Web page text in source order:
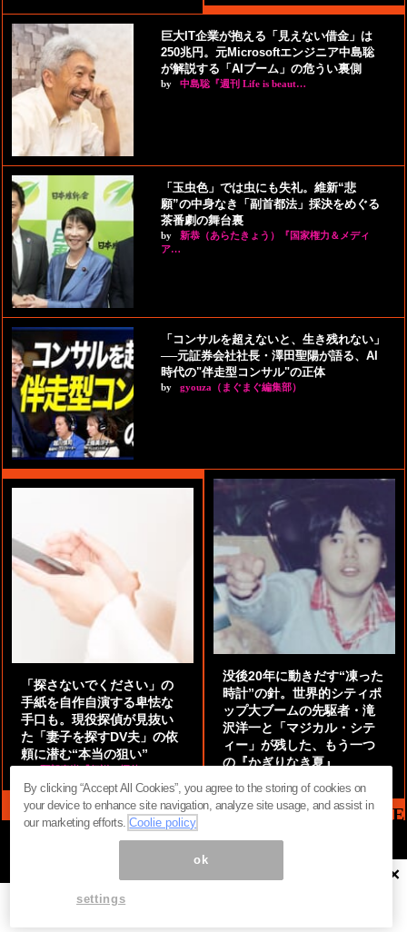
巨大IT企業が抱える「見えない借金」は
250兆円。元Microsoftエンジニア中島聡
が解説する「AIブーム」の危うい裏側
by 中島聡『週刊 Life is beaut…
「玉虫色」では虫にも失礼。維新“悲
願”の中身なき「副首都法」採決をめぐる
茶番劇の舞台裏
by
新恭（あらたきょう）『国家権力＆メディ
ア…
「コンサルを超えないと、生き残れない」
──元証券会社社長・澤田聖陽が語る、AI
時代の"伴走型コンサル"の正体
by gyouza（まぐまぐ編集部）
「探さないでください」の
手紙を自作自演する卑怯な
手口も。現役探偵が見抜い
た「妻子を探すDV夫」の依
頼に潜む“本当の狙い”
by 阿部泰尚『伝説の探偵』
没後20年に動きだす“凍った
時計”の針。世界的シティポ
ップ大ブームの先駆者・滝
沢洋一と「マジカル・シテ
ィー」が残した、もう一つ
の『かぎりなき夏』
MAG2 NEWS HEADLINE
ページ内の商標は全て商標権者に属します。無断転載を禁じます。 ©
まぐまぐ！
×
By clicking “Accept All Cookies”, you agree to the storing of cookies on
your device to enhance site navigation, analyze site usage, and assist in
our marketing efforts.Coolie policy
ok
settings